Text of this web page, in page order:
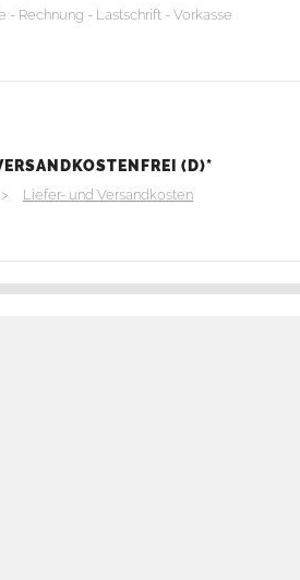
- Rechnung - Lastschrift - Vorkasse
(D)*
> Liefer- und Versandkosten